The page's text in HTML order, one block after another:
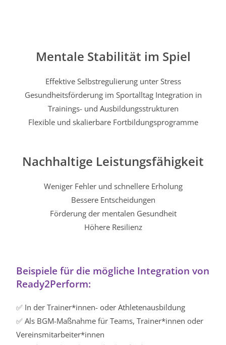
Mentale Stabilität im Spiel
Effektive Selbstregulierung unter Stress
Gesundheitsförderung im Sportalltag Integration in
Trainings- und Ausbildungsstrukturen
Flexible und skalierbare Fortbildungsprogramme
Nachhaltige Leistungsfähigkeit
Weniger Fehler und schnellere Erholung
Bessere Entscheidungen
Förderung der mentalen Gesundheit
Höhere Resilienz
Beispiele für die mögliche Integration von
Ready2Perform:
✅ In der Trainer*innen- oder Athletenausbildung
✅ Als BGM-Maßnahme für Teams, Trainer*innen oder
Vereinsmitarbeiter*innen